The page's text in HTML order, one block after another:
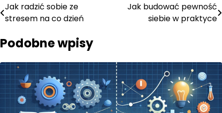
Nawigacja
wpisu
Jak radzić sobie ze
stresem na co dzień
Jak budować pewność
siebie w praktyce
Podobne wpisy